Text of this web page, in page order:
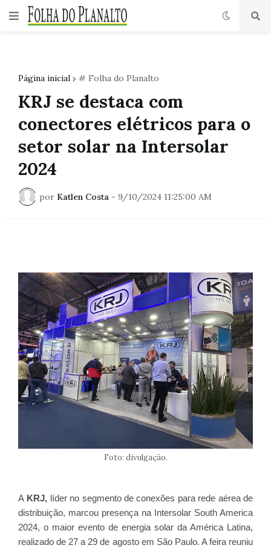
Página inicial # Folha do Planalto
KRJ se destaca com
conectores elétricos para o
setor solar na Intersolar
2024
por Katlen Costa - 9/10/2024 11:25:00 AM
Foto: divulgação.
A KRJ, líder no segmento de conexões para rede aérea de
distribuição, marcou presença na Intersolar South America
2024, o maior evento de energia solar da América Latina,
realizado de 27 a 29 de agosto em São Paulo. A feira reuniu